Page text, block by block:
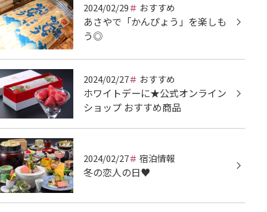
2024/02/29 おすすめ
あさやで「かんぴょう」を楽しも
う◎
2024/02/27 おすすめ
ホワイトデーに★公式オンライン
ショップ おすすめ商品
2024/02/27 宿泊情報
冬の恋人の日♥